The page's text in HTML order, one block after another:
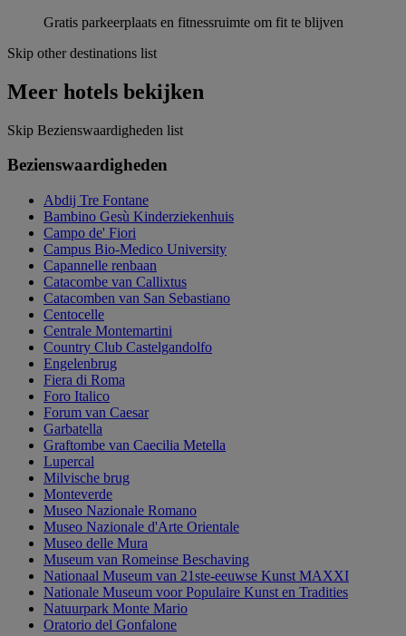
Gratis parkeerplaats en fitnessruimte om fit te blijven
Skip other destinations list
Meer hotels bekijken
Skip Bezienswaardigheden list
Bezienswaardigheden
Abdij Tre Fontane
Bambino Gesù Kinderziekenhuis
Campo de' Fiori
Campus Bio-Medico University
Capannelle renbaan
Catacombe van Callixtus
Catacomben van San Sebastiano
Centocelle
Centrale Montemartini
Country Club Castelgandolfo
Engelenbrug
Fiera di Roma
Foro Italico
Forum van Caesar
Garbatella
Graftombe van Caecilia Metella
Lupercal
Milvische brug
Monteverde
Museo Nazionale Romano
Museo Nazionale d'Arte Orientale
Museo delle Mura
Museum van Romeinse Beschaving
Nationaal Museum van 21ste-eeuwse Kunst MAXXI
Nationale Museum voor Populaire Kunst en Tradities
Natuurpark Monte Mario
Oratorio del Gonfalone